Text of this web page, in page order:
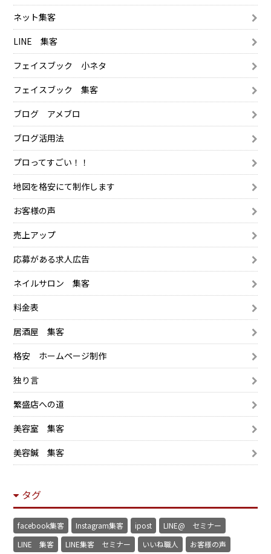
ネット集客
LINE 集客
フェイスブック 小ネタ
フェイスブック 集客
ブログ アメブロ
ブログ活用法
プロってすごい！！
地図を格安にて制作します
お客様の声
売上アップ
応募がある求人広告
ネイルサロン 集客
料金表
居酒屋 集客
格安 ホームページ制作
独り言
繁盛店への道
美容室 集客
美容鍼 集客
タグ
facebook集客 Instagram集客 ipost
LINE@ セミナー
LINE 集客
LINE集客 セミナー いいね職人
お客様の声